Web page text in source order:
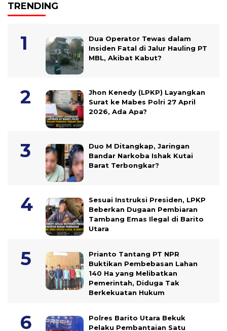
TRENDING
Dua Operator Tewas dalam
Insiden Fatal di Jalur Hauling PT
MBL, Akibat Kabut?
Jhon Kenedy (LPKP) Layangkan
Surat ke Mabes Polri 27 April
2026, Ada Apa?
Duo M Ditangkap, Jaringan
Bandar Narkoba Ishak Kutai
Barat Terbongkar?
Sesuai Instruksi Presiden, LPKP
Beberkan Dugaan Pembiaran
Tambang Emas Ilegal di Barito
Utara
Prianto Tantang PT NPR
Buktikan Pembebasan Lahan
140 Ha yang Melibatkan
Pemerintah, Diduga Tak
Berkekuatan Hukum
Polres Barito Utara Bekuk
Pelaku Pembantaian Satu